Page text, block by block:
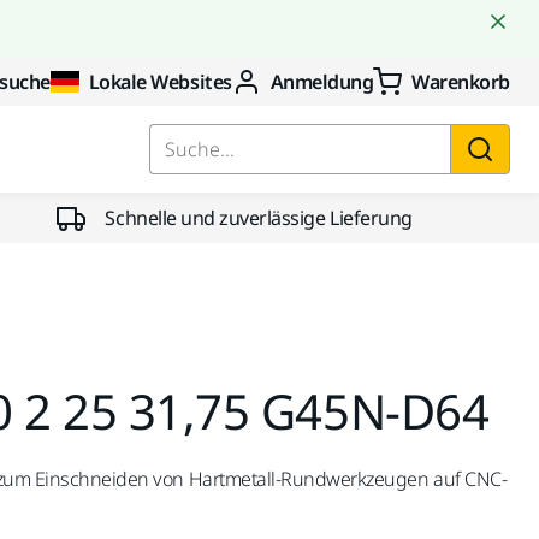
Lokale Websites Anmeldung Warenkorb
Suche...
Schnelle und zuverlässige Lieferung
2 25 31,75 G45N-D64
Einschneiden von Hartmetall-Rundwerkzeugen auf CNC-